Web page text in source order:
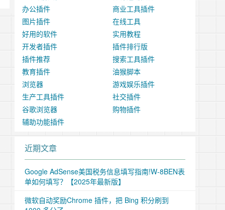
办公插件
商业工具插件
图片插件
在线工具
好用的软件
实用教程
开发者插件
插件排行版
插件推荐
搜索工具插件
教育插件
油猴脚本
浏览器
游戏娱乐插件
生产工具插件
社交插件
谷歌浏览器
购物插件
辅助功能插件
近期文章
Google AdSense美国税务信息填写指南!W-8BEN表
单如何填写？【2025年最新版】
微软自动奖励Chrome 插件，把 Bing 积分刷到